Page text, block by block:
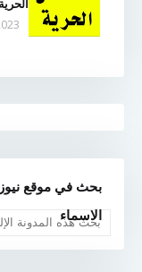
الحرية
بحث في موقع
الاسماء